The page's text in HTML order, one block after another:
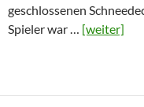
geschlossenen
Spieler war … [weiter]